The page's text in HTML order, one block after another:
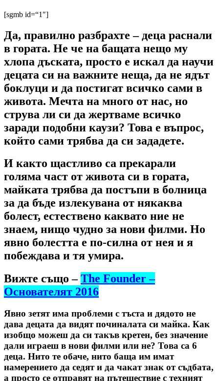
[sgmb id=“1″]
Да, правилно разбрахте – деца раснали
в гората. Не че на бащата нещо му
хлопа дъската, просто е искал да научи
децата си на важните неща, да не ядът
боклуци и да постигат всичко сами в
живота. Мечта на много от нас, но
струва ли си да жертваме всичко
заради подобни каузи? Това е въпрос,
който сами трябва да си зададете.
И както щастливо са прекарали
голяма част от живота си в гората,
майката трябва да постъпи в болница
за да бъде излекувана от някаква
болест, естествено каквато ние не
знаем, нищо чудно за нови филми. Но
явно болестта е по-силна от нея и я
побеждава и тя умира.
Вижте също –The Founder –
Основателят 2016
Явно зетят има проблеми с тъста и дядото не
дава децата да видят починалата си майка. Как
изобщо можеш да си такъв кретен, без значение
дали играеш в нови филми или не? Това са 6
деца. Нито те обаче, нито баща им имат
намерението да седят и да чакат знак от съдбата,
а просто се отправят на пътешествие с техният